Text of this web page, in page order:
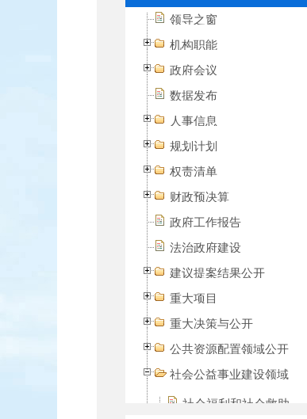
领导之窗
机构职能
政府会议
数据发布
人事信息
规划计划
权责清单
财政预决算
政府工作报告
法治政府建设
建议提案结果公开
重大项目
重大决策与公开
公共资源配置领域公开
社会公益事业建设领域
社会福利和社会救助